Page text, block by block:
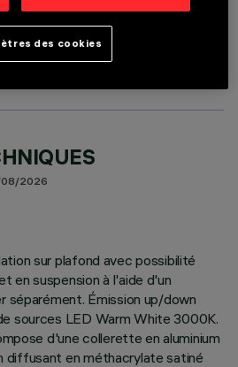
08/2026
sur plafond avec possibilité
en suspension à l'aide d'un
séparément. Émission up/down
sources LED Warm White 3000K.
d'une collerette en aluminium
diffusant en méthacrylate satiné
des cookies